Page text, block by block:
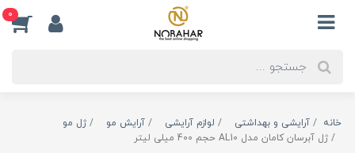
0
خانه آرایشی و بهداشتی لوازم آرایشی آرایش مو
ژل مو
ژل آبرسان کامان مدل AL10 حجم 400 میلی لیتر